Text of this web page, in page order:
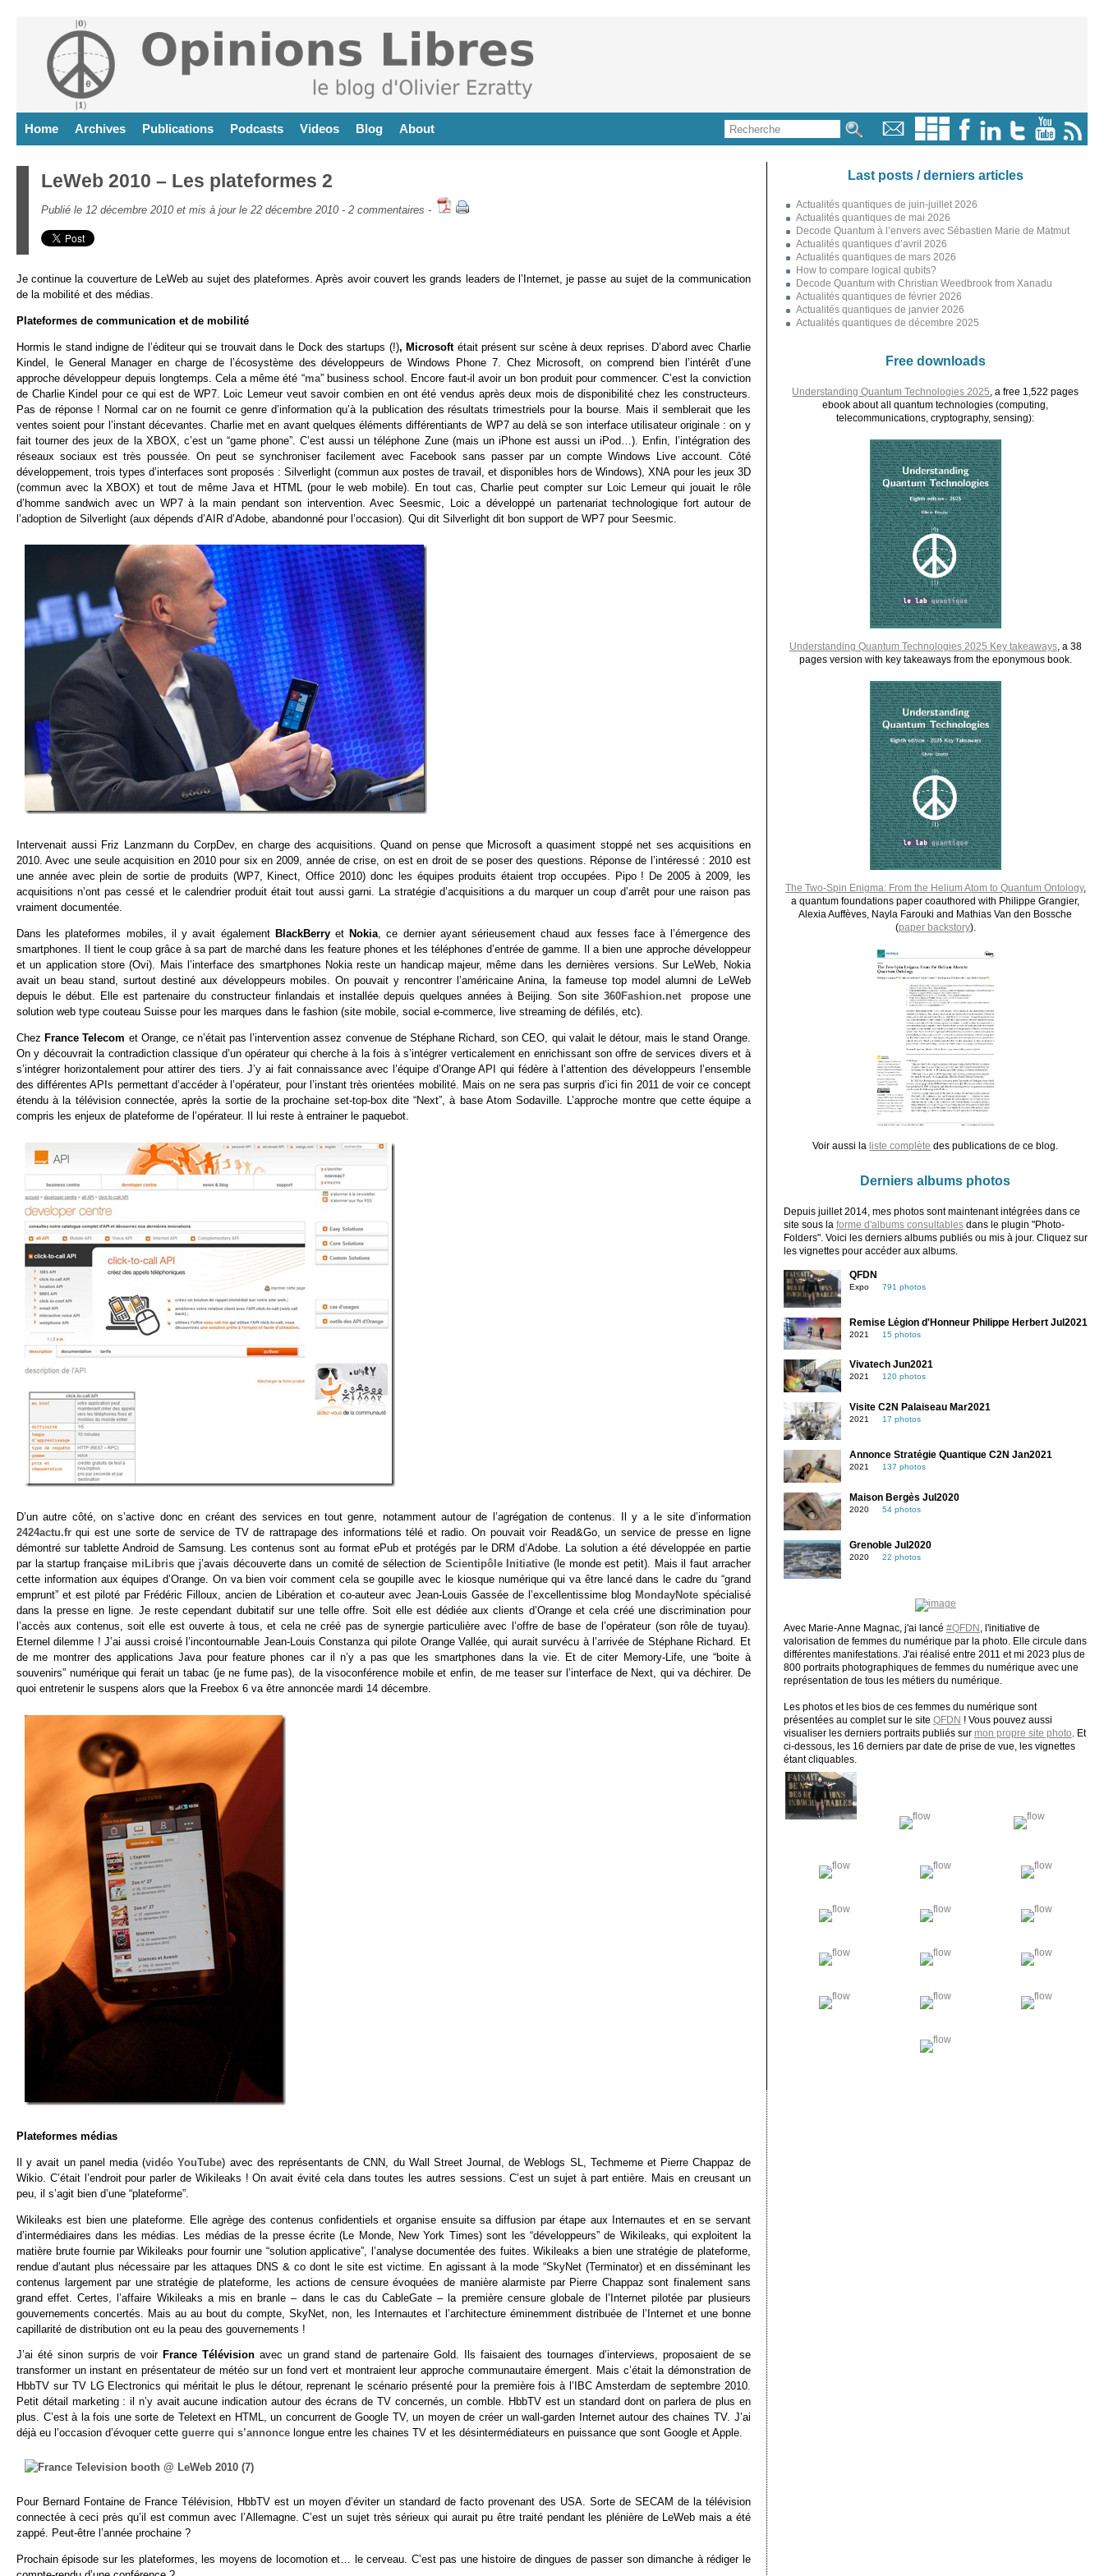
Home Archives Publications Podcasts Videos Blog About
LeWeb 2010 – Les plateformes 2
Publié le 12 décembre 2010 et mis à jour le 22 décembre 2010 - 2 commentaires -
Je continue la couverture de LeWeb au sujet des plateformes. Après avoir couvert les grands leaders de l’Internet, je passe au sujet de la communication
de la mobilité et des médias.
Plateformes de communication et de mobilité
Hormis le stand indigne de l’éditeur qui se trouvait dans le Dock des startups (!), Microsoft était présent sur scène à deux reprises. D’abord avec Charlie
Kindel, le General Manager en charge de l’écosystème des développeurs de Windows Phone 7. Chez Microsoft, on comprend bien l’intérêt d’une
approche développeur depuis longtemps. Cela a même été “ma” business school. Encore faut-il avoir un bon produit pour commencer. C’est la conviction
de Charlie Kindel pour ce qui est de WP7. Loic Lemeur veut savoir combien en ont été vendus après deux mois de disponibilité chez les constructeurs.
Pas de réponse ! Normal car on ne fournit ce genre d’information qu’à la publication des résultats trimestriels pour la bourse. Mais il semblerait que les
ventes soient pour l’instant décevantes. Charlie met en avant quelques éléments différentiants de WP7 au delà se son interface utilisateur originale : on y
fait tourner des jeux de la XBOX, c’est un “game phone”. C’est aussi un téléphone Zune (mais un iPhone est aussi un iPod…). Enfin, l’intégration des
réseaux sociaux est très poussée. On peut se synchroniser facilement avec Facebook sans passer par un compte Windows Live account. Côté
développement, trois types d’interfaces sont proposés : Silverlight (commun aux postes de travail, et disponibles hors de Windows), XNA pour les jeux 3D
(commun avec la XBOX) et tout de même Java et HTML (pour le web mobile). En tout cas, Charlie peut compter sur Loic Lemeur qui jouait le rôle
d’homme sandwich avec un WP7 à la main pendant son intervention. Avec Seesmic, Loic a développé un partenariat technologique fort autour de
l’adoption de Silverlight (aux dépends d’AIR d’Adobe, abandonné pour l’occasion). Qui dit Silverlight dit bon support de WP7 pour Seesmic.
Intervenait aussi Friz Lanzmann du CorpDev, en charge des acquisitions. Quand on pense que Microsoft a quasiment stoppé net ses acquisitions en
2010. Avec une seule acquisition en 2010 pour six en 2009, année de crise, on est en droit de se poser des questions. Réponse de l’intéressé : 2010 est
une année avec plein de sortie de produits (WP7, Kinect, Office 2010) donc les équipes produits étaient trop occupées. Pipo ! De 2005 à 2009, les
acquisitions n’ont pas cessé et le calendrier produit était tout aussi garni. La stratégie d’acquisitions a du marquer un coup d’arrêt pour une raison pas
vraiment documentée.
Dans les plateformes mobiles, il y avait également BlackBerry et Nokia , ce dernier ayant sérieusement chaud aux fesses face à l’émergence des
smartphones. Il tient le coup grâce à sa part de marché dans les feature phones et les téléphones d’entrée de gamme. Il a bien une approche développeur
et un application store (Ovi). Mais l’interface des smartphones Nokia reste un handicap majeur, même dans les dernières versions. Sur LeWeb, Nokia
avait un beau stand, surtout destiné aux développeurs mobiles. On pouvait y rencontrer l’américaine Anina, la fameuse top model alumni de LeWeb
depuis le début. Elle est partenaire du constructeur finlandais et installée depuis quelques années à Beijing. Son site 360Fashion.netpropose une
solution web type couteau Suisse pour les marques dans le fashion (site mobile, social e-commerce, live streaming de défilés, etc).
Chez France Telecom et Orange, ce n’était pas l’intervention assez convenue de Stéphane Richard, son CEO, qui valait le détour, mais le stand Orange.
On y découvrait la contradiction classique d’un opérateur qui cherche à la fois à s’intégrer verticalement en enrichissant son offre de services divers et à
s’intégrer horizontalement pour attirer des tiers. J’y ai fait connaissance avec l’équipe d’Orange API qui fédère à l’attention des développeurs l’ensemble
des différentes APIs permettant d’accéder à l’opérateur, pour l’instant très orientées mobilité. Mais on ne sera pas surpris d’ici fin 2011 de voir ce concept
étendu à la télévision connectée, après la sortie de la prochaine set-top-box dite “Next”, à base Atom Sodaville. L’approche montre que cette équipe a
compris les enjeux de plateforme de l’opérateur. Il lui reste à entrainer le paquebot.
D’un autre côté, on s’active donc en créant des services en tout genre, notamment autour de l’agrégation de contenus. Il y a le site d’information
2424actu.fr qui est une sorte de service de TV de rattrapage des informations télé et radio. On pouvait voir Read&Go, un service de presse en ligne
démontré sur tablette Android de Samsung. Les contenus sont au format ePub et protégés par le DRM d’Adobe. La solution a été développée en partie
par la startup française miLibrisque j’avais découverte dans un comité de sélection de Scientipôle Initiative (le monde est petit). Mais il faut arracher
cette information aux équipes d’Orange. On va bien voir comment cela se goupille avec le kiosque numérique qui va être lancé dans le cadre du “grand
emprunt” et est piloté par Frédéric Filloux, ancien de Libération et co-auteur avec Jean-Louis Gassée de l’excellentissime blog MondayNote spécialisé
dans la presse en ligne. Je reste cependant dubitatif sur une telle offre. Soit elle est dédiée aux clients d’Orange et cela créé une discrimination pour
l’accès aux contenus, soit elle est ouverte à tous, et cela ne créé pas de synergie particulière avec l’offre de base de l’opérateur (son rôle de tuyau).
Eternel dilemme ! J’ai aussi croisé l’incontournable Jean-Louis Constanza qui pilote Orange Vallée, qui aurait survécu à l’arrivée de Stéphane Richard. Et
de me montrer des applications Java pour feature phones car il n’y a pas que les smartphones dans la vie. Et de citer Memory-Life, une “boite à
souvenirs” numérique qui ferait un tabac (je ne fume pas), de la visoconférence mobile et enfin, de me teaser sur l’interface de Next, qui va déchirer. De
quoi entretenir le suspens alors que la Freebox 6 va être annoncée mardi 14 décembre.
Plateformes médias
Il y avait un panel media (vidéo YouTube) avec des représentants de CNN, du Wall Street Journal, de Weblogs SL, Techmeme et Pierre Chappaz de
Wikio. C’était l’endroit pour parler de Wikileaks ! On avait évité cela dans toutes les autres sessions. C’est un sujet à part entière. Mais en creusant un
peu, il s’agit bien d’une “plateforme”.
Wikileaks est bien une plateforme. Elle agrège des contenus confidentiels et organise ensuite sa diffusion par étape aux Internautes et en se servant
d’intermédiaires dans les médias. Les médias de la presse écrite (Le Monde, New York Times) sont les “développeurs” de Wikileaks, qui exploitent la
matière brute fournie par Wikileaks pour fournir une “solution applicative”, l’analyse documentée des fuites. Wikileaks a bien une stratégie de plateforme,
rendue d’autant plus nécessaire par les attaques DNS & co dont le site est victime. En agissant à la mode “SkyNet (Terminator) et en disséminant les
contenus largement par une stratégie de plateforme, les actions de censure évoquées de manière alarmiste par Pierre Chappaz sont finalement sans
grand effet. Certes, l’affaire Wikileaks a mis en branle – dans le cas du CableGate – la première censure globale de l’Internet pilotée par plusieurs
gouvernements concertés. Mais au au bout du compte, SkyNet, non, les Internautes et l’architecture éminemment distribuée de l’Internet et une bonne
capillarité de distribution ont eu la peau des gouvernements !
J’ai été sinon surpris de voir France Télévision avec un grand stand de partenaire Gold. Ils faisaient des tournages d’interviews, proposaient de se
transformer un instant en présentateur de météo sur un fond vert et montraient leur approche communautaire émergent. Mais c’était la démonstration de
HbbTV sur TV LG Electronics qui méritait le plus le détour, reprenant le scénario présenté pour la première fois à l’IBC Amsterdam de septembre 2010.
Petit détail marketing : il n’y avait aucune indication autour des écrans de TV concernés, un comble. HbbTV est un standard dont on parlera de plus en
plus. C’est à la fois une sorte de Teletext en HTML, un concurrent de Google TV, un moyen de créer un wall-garden Internet autour des chaines TV. J’ai
déjà eu l’occasion d’évoquer cette guerre qui s’annonce longue entre les chaines TV et les désintermédiateurs en puissance que sont Google et Apple.
Pour Bernard Fontaine de France Télévision, HbbTV est un moyen d’éviter un standard de facto provenant des USA. Sorte de SECAM de la télévision
connectée à ceci près qu’il est commun avec l’Allemagne. C’est un sujet très sérieux qui aurait pu être traité pendant les plénière de LeWeb mais a été
zappé. Peut-être l’année prochaine ?
Prochain épisode sur les plateformes, les moyens de locomotion et… le cerveau. C’est pas une histoire de dingues de passer son dimanche à rédiger le
Last posts / derniers articles
Actualités quantiques de juin-juillet 2026
Actualités quantiques de mai 2026
Decode Quantum à l’envers avec Sébastien Marie de Matmut
Actualités quantiques d’avril 2026
Actualités quantiques de mars 2026
How to compare logical qubits?
Decode Quantum with Christian Weedbrook from Xanadu
Actualités quantiques de février 2026
Actualités quantiques de janvier 2026
Actualités quantiques de décembre 2025
Free downloads
Understanding Quantum Technologies 2025 , a free 1,522 pages
ebook about all quantum technologies (computing,
telecommunications, cryptography, sensing):
Understanding Quantum Technologies 2025 Key takeaways, a 38
pages version with key takeaways from the eponymous book.
The Two-Spin Enigma: From the Helium Atom to Quantum Ontology,
a quantum foundations paper coauthored with Philippe Grangier,
Alexia Auffèves, Nayla Farouki and Mathias Van den Bossche
(paper backstory).
Voir aussi la liste complète des publications de ce blog.
Derniers albums photos
Depuis juillet 2014, mes photos sont maintenant intégrées dans ce
site sous la forme d'albums consultablesdans le plugin "Photo-
Folders". Voici les derniers albums publiés ou mis à jour. Cliquez sur
les vignettes pour accéder aux albums.
QFDN
Expo 791 photos
Remise Légion d'Honneur Philippe Herbert Jul2021
2021 15 photos
Vivatech Jun2021
2021 120 photos
Visite C2N Palaiseau Mar2021
2021 17 photos
Annonce Stratégie Quantique C2N Jan2021
2021 137 photos
Maison Bergès Jul2020
2020 54 photos
Grenoble Jul2020
2020 22 photos
Avec Marie-Anne Magnac, j'ai lancé #QFDN
, l'initiative de
valorisation de femmes du numérique par la photo. Elle circule dans
différentes manifestations. J'ai réalisé entre 2011 et mi 2023 plus de
800 portraits photographiques de femmes du numérique avec une
représentation de tous les métiers du numérique.
Les photos et les bios de ces femmes du numérique sont
présentées au complet sur le site QFDN ! Vous pouvez aussi
visualiser les derniers portraits publiés sur mon propre site photo . Et
ci-dessous, les 16 derniers par date de prise de vue, les vignettes
étant cliquables.